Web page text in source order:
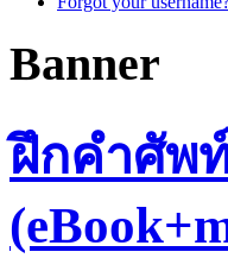
Banner
ฝึกคำศัพ